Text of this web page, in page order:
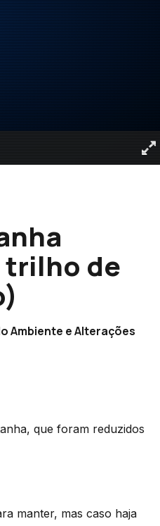
trilho de
Ambiente e Alterações
que foram reduzidos
manter, mas caso haja